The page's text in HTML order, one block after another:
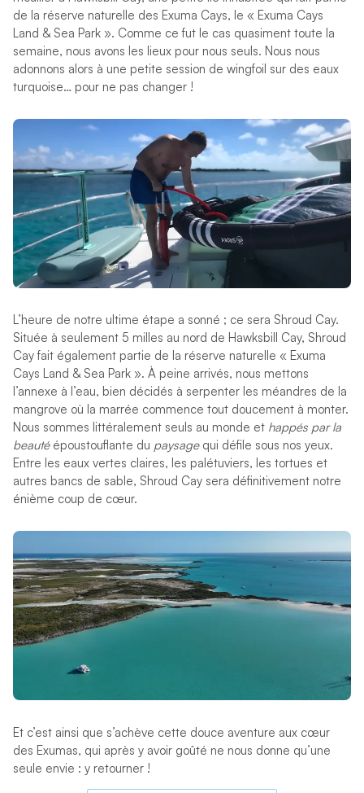
de la réserve naturelle des Exuma Cays, le « Exuma Cays
Land & Sea Park ». Comme ce fut le cas quasiment toute la
semaine, nous avons les lieux pour nous seuls. Nous nous
adonnons alors à une petite session de wingfoil sur des eaux
turquoise… pour ne pas changer !
L’heure de notre ultime étape a sonné ; ce sera Shroud Cay.
Située à seulement 5 milles au nord de Hawksbill Cay, Shroud
Cay fait également partie de la réserve naturelle « Exuma
Cays Land & Sea Park ». À peine arrivés, nous mettons
l’annexe à l’eau, bien décidés à serpenter les méandres de la
mangrove où la marrée commence tout doucement à monter.
Nous sommes littéralement seuls au monde et happés par la
beautéépoustouflante du paysagequi défile sous nos yeux.
Entre les eaux vertes claires, les palétuviers, les tortues et
autres bancs de sable, Shroud Cay sera définitivement notre
énième coup de cœur.
Et c’est ainsi que s’achève cette douce aventure aux cœur
des Exumas, qui après y avoir goûté ne nous donne qu’une
seule envie : y retourner !